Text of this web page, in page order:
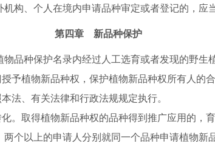
构、个人在境内申请品种审定或者登记的，应
第四章 新品种保护
种保护名录内经过人工选育或者发现的野生
予植物新品种权，保护植物新品种权所有人的
法、有关法律和行政法规规定执行。
。取得植物新品种权的品种得到推广应用的，
个以上的申请人分别就同一个品种申请植物新